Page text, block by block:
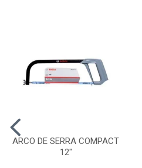
ARCO DE SERRA COMPACT
12"